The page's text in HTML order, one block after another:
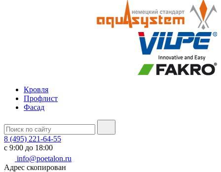
Кровля
Профлист
Фасад
8 (495) 221-64-55
с 9:00 до 18:00
info@poetalon.ru
Адрес скопирован